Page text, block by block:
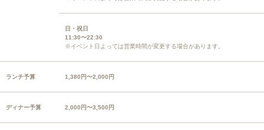
日・祝日
11:30〜22:30
※イベント日よっては営業時間が変更する場合があります。
ランチ予算 1,380円〜2,000円
ディナー予算 2,000円〜3,500円